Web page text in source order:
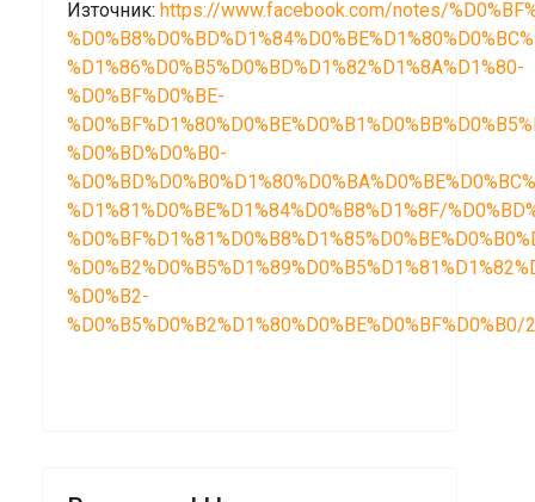
Източник: https://www.facebook.com/notes/
%D1%86%D0%B5%D0%BD%D1%82%D1%8A%D1%80-
%D0%BF%D0%BE-
%D0%BD%D0%B0-
%D1%81%D0%BE%D1%84%D0%B8%D1%8F/
%D0%B2-